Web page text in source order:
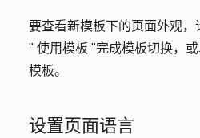
要查看新模板下的页面外观，
" 使用模板 "完成模板切换，
模板。
设置页面语言